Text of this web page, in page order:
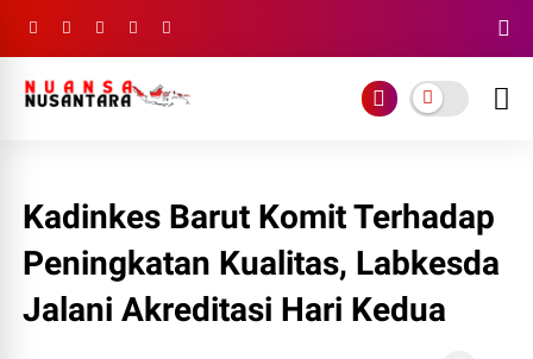
Kadinkes Barut Komit Terhadap
Peningkatan Kualitas, Labkesda
Jalani Akreditasi Hari Kedua